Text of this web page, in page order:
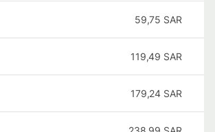
59,75 SAR
119,49 SAR
179,24 SAR